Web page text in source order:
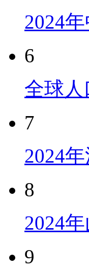
2024
6
全球人
7
2024
8
2024
9